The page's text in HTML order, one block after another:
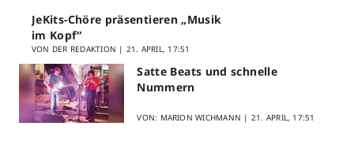
JeKits-Chöre präsentieren „Musik
im Kopf“
VON DER REDAKTION | 21. APRIL, 17:51
Satte Beats und schnelle
Nummern
VON: MARION WICHMANN | 21. APRIL, 17:51